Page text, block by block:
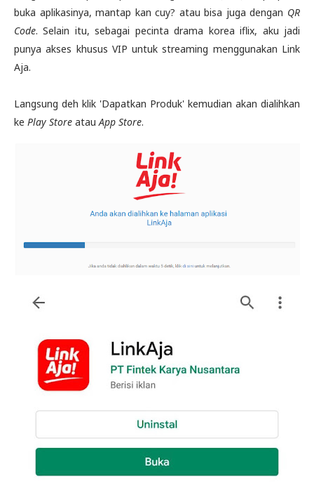
buka aplikasinya, mantap kan cuy? atau bisa juga dengan QR
Code. Selain itu, sebagai pecinta drama korea iflix, aku jadi
punya akses khusus VIP untuk streaming menggunakan Link
Aja.
Langsung deh klik 'Dapatkan Produk' kemudian akan dialihkan
ke Play Store atau App Store.